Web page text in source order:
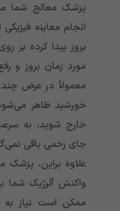
پزشک معالج شما
انجام معاینه
بروز پیدا کرده بر
مورد زمان بروز و
معمولاً در عرض چند
خورشید ظاهر
خارج شوید، به
جای زخمی باقی
علاوه براین، پزشک
واکنش آلرژیک شما
ممکن است نیاز به